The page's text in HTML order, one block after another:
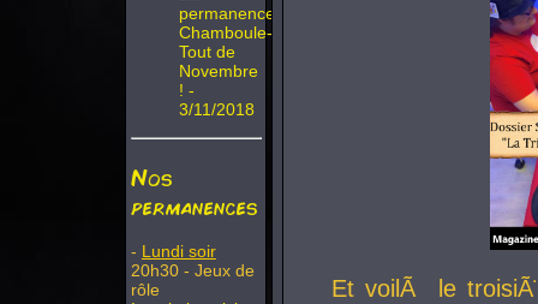
permanence
Chamboule-
Tout de
Novembre
! -
3/11/2018
Nos
permanences
- Lundi soir
20h30 - Jeux de
rôle
Et voilÃ le